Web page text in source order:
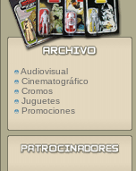
Audiovisual
Cinematográfico
Cromos
Juguetes
Promociones